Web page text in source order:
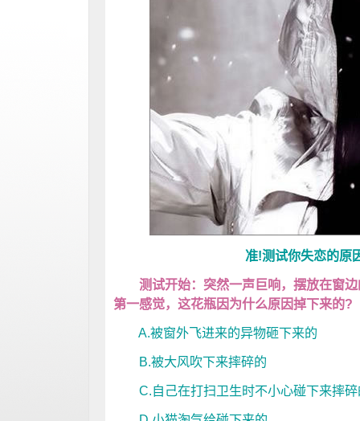
准!测试你失恋的原
测试开始：突然一声巨响，摆放在窗边
第一感觉，这花瓶因为什么原因掉下来的?
A.被窗外飞进来的异物砸下来的
B.被大风吹下来摔碎的
C.自己在打扫卫生时不小心碰下来摔碎